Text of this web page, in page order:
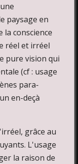
paysage en
la conscience
réel et irréel
pure vision qui
(cf : usage
para-
en-deçà
grâce au
L'usage
la raison de